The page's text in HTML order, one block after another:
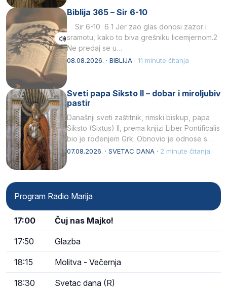
Biblija 365 – Sir 6-10
Sir 6-10 6 1 Jer zao glas donosi zazor i
sramotu, kako to biva grešniku licemjernom.2
Ne predaj se u…
08.08.2026. · BIBLIJA · 11 minute čitanja
Sveti papa Siksto II – dobar i miroljubiv
pastir
Današnji sveti zaštitnik, rimski biskup, papa
Siksto (Sixtus) II, prema knjizi Liber Pontificalis
bio je rođenjem Grk. Obnovio je odnose s
afričkim…
07.08.2026. · SVETAC DANA · 2 minute čitanja
Program Radio Marija
17:00 Čuj nas Majko!
17:50 Glazba
18:15 Molitva - Večernja
18:30 Svetac dana (R)